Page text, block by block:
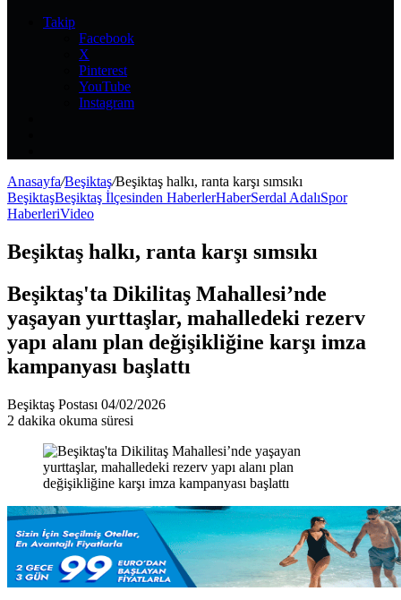
Takip
Facebook
X
Pinterest
YouTube
Instagram
Anasayfa/Beşiktaş/Beşiktaş halkı, ranta karşı sımsıkı
BeşiktaşBeşiktaş İlçesinden HaberlerHaberSerdal AdalıSpor
HaberleriVideo
Beşiktaş halkı, ranta karşı sımsıkı
Beşiktaş'ta Dikilitaş Mahallesi’nde
yaşayan yurttaşlar, mahalledeki rezerv
yapı alanı plan değişikliğine karşı imza
kampanyası başlattı
Beşiktaş Postası Bir
e-
göndermek
04/02/2026
2 dakika okuma süresi